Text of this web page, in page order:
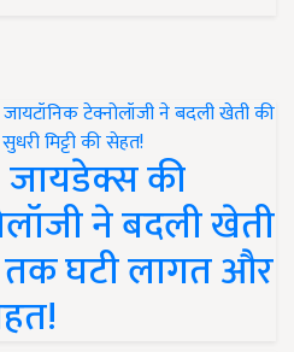
जायडेक्स की
ने बदली खेती
तक घटी लागत और